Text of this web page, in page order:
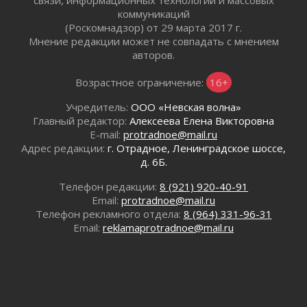
поврежденной ногой из леса в Гатчинском
29 июля 2026
353 дома подключили к газу за неделю в
Ленинградской области
29 июля 2026
Семья из Кингисеппского района вошла в
число лучших на конкурсе «Семья года»
Стихийную свалку строительного мусора
убрали в Ивангороде
29 июля 2026
Ленобласть представила проект прогноза
социально-экономического развития региона
на 2027-2029 годы
коммуникаций
(Роскомнадзор) от 29 марта 2017 г.
Мнение редакции может не совпадать с мнением
авторов.
Возрастное ограничение: 16+
Учредитель: ООО «Невская волна»
Главный редактор: Алексеева Елена Викторовна
E-mail: protradnoe@mail.ru
Адрес редакции: г. Отрадное, Ленинградское шоссе,
д. 6Б.
Телефон редакции: 8 (921) 920-40-91
Email: protradnoe@mail.ru
Телефон рекламного отдела: 8 (964) 331-96-31
Email: reklamaprotradnoe@mail.ru